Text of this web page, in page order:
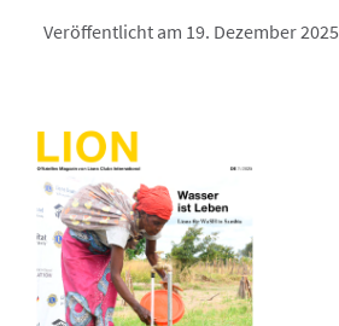
Veröffentlicht am 19. Dezember 2025